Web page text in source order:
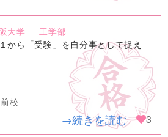
大学
工学部
から「受験」を自分事として捉え
校
→続きを読む 3